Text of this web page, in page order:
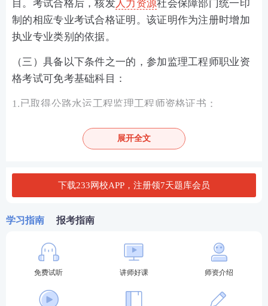
目。考试合格后，核发人力资源社会保障部门统一印
制的相应专业考试合格证明。该证明作为注册时增加
执业专业类别的依据。
（三）具备以下条件之一的，参加监理工程师职业资
格考试可免考基础科目：
1.已取得公路水运工程监理工程师资格证书；
2.已取得水利工程建设监理工程师资格证书。
事考试网（link.233.com/28357）报考条件栏目。
监理工程师职业资格考试(土木建筑工程)专业对照表.d
ocx
表.docx
监理工程师职业资格考试(水利工程)专业对照表.do
展开全文
下载233网校APP，注册领7天题库会员
学习指南 报考指南
免费试听 讲师好课 师资介绍